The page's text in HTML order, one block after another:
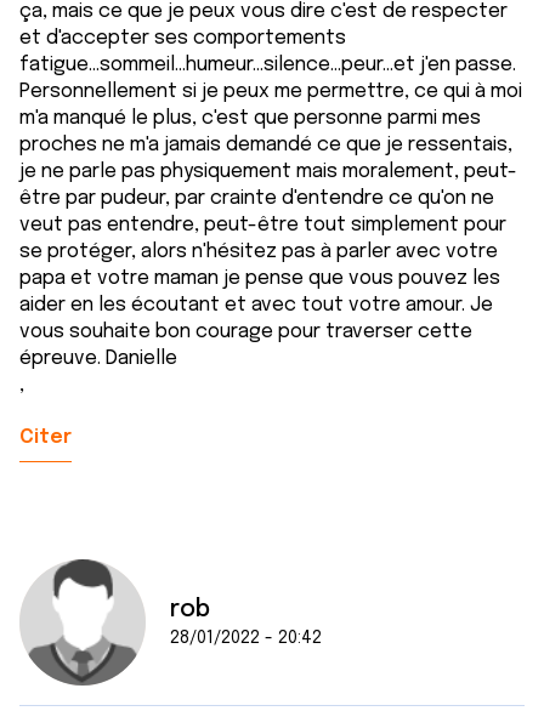
ça, mais ce que je peux vous dire c'est de respecter
et d'accepter ses comportements
fatigue...sommeil...humeur...silence...peur...et j'en passe.
Personnellement si je peux me permettre, ce qui à moi
m'a manqué le plus, c'est que personne parmi mes
proches ne m'a jamais demandé ce que je ressentais,
je ne parle pas physiquement mais moralement, peut-
être par pudeur, par crainte d'entendre ce qu'on ne
veut pas entendre, peut-être tout simplement pour
se protéger, alors n'hésitez pas à parler avec votre
papa et votre maman je pense que vous pouvez les
aider en les écoutant et avec tout votre amour. Je
vous souhaite bon courage pour traverser cette
épreuve. Danielle
,
Citer
rob
28/01/2022 - 20:42